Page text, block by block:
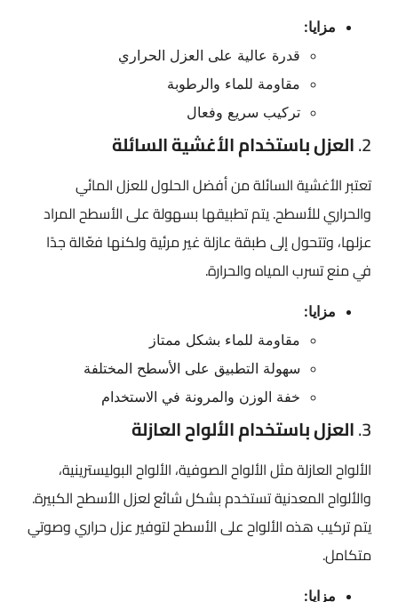
مزايا:
قدرة عالية على العزل الحراري
مقاومة للماء والرطوبة
تركيب سريع وفعال
2. العزل باستخدام الأغشية السائلة
تعتبر الأغشية السائلة من أفضل الحلول للعزل المائي
والحراري للأسطح. يتم تطبيقها بسهولة على الأسطح المراد
عزلها، وتتحول إلى طبقة عازلة غير مرئية ولكنها فعّالة جدًا
في منع تسرب المياه والحرارة.
مزايا:
مقاومة للماء بشكل ممتاز
سهولة التطبيق على الأسطح المختلفة
خفة الوزن والمرونة في الاستخدام
3. العزل باستخدام الألواح العازلة
الألواح العازلة مثل الألواح الصوفية، الألواح البوليسترينية،
والألواح المعدنية تستخدم بشكل شائع لعزل الأسطح الكبيرة.
يتم تركيب هذه الألواح على الأسطح لتوفير عزل حراري وصوتي
متكامل.
مزايا: